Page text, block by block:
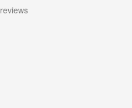
reviews